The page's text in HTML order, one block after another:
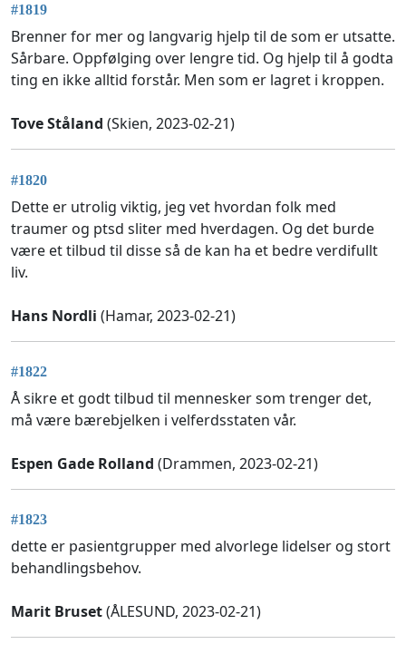
#1819
Brenner for mer og langvarig hjelp til de som er utsatte.
Sårbare. Oppfølging over lengre tid. Og hjelp til å godta
ting en ikke alltid forstår. Men som er lagret i kroppen.
Tove Ståland (Skien, 2023-02-21)
#1820
Dette er utrolig viktig, jeg vet hvordan folk med
traumer og ptsd sliter med hverdagen. Og det burde
være et tilbud til disse så de kan ha et bedre verdifullt
liv.
Hans Nordli (Hamar, 2023-02-21)
#1822
Å sikre et godt tilbud til mennesker som trenger det,
må være bærebjelken i velferdsstaten vår.
Espen Gade Rolland (Drammen, 2023-02-21)
#1823
dette er pasientgrupper med alvorlege lidelser og stort
behandlingsbehov.
Marit Bruset(ÅLESUND, 2023-02-21)